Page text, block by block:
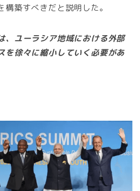
築すべきだと説明した。
、ユーラシア地域における外部
を徐々に縮小していく必要があ